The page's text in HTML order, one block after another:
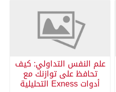
علم النفس التداولي: كيف
تحافظ على توازنك مع
أدوات Exness التحليلية